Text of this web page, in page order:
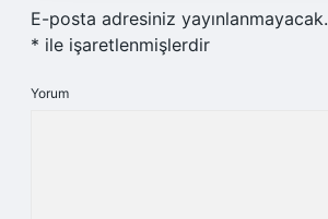
E-posta adresiniz yayınlanmayacak.
* ile işaretlenmişlerdir
Yorum